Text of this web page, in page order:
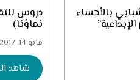
بالأحساء دروس
نماؤنا)
مايو 14, 2017
شاهد